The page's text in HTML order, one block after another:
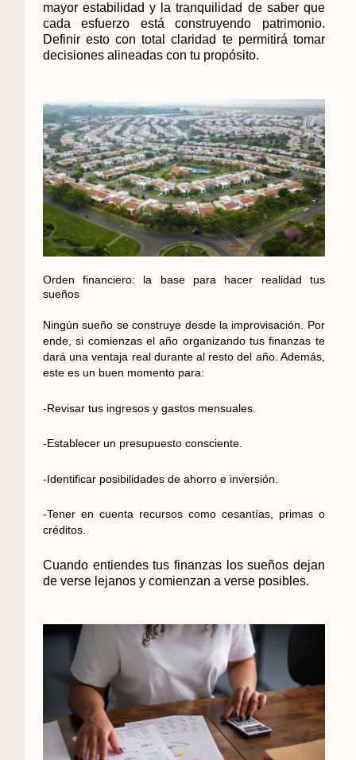
mayor estabilidad y la tranquilidad de saber que
cada esfuerzo está construyendo patrimonio.
Definir esto con total claridad te permitirá tomar
decisiones alineadas con tu propósito.
Orden financiero: la base para hacer realidad tus
sueños
Ningún sueño se construye desde la improvisación. Por
ende, si comienzas el año organizando tus finanzas te
dará una ventaja real durante al resto del año. Además,
este es un buen momento para:
-Revisar tus ingresos y gastos mensuales.
-Establecer un presupuesto consciente.
-Identificar posibilidades de ahorro e inversión.
-Tener en cuenta recursos como cesantías, primas o
créditos.
Cuando entiendes tus finanzas los sueños dejan
de verse lejanos y comienzan a verse posibles.